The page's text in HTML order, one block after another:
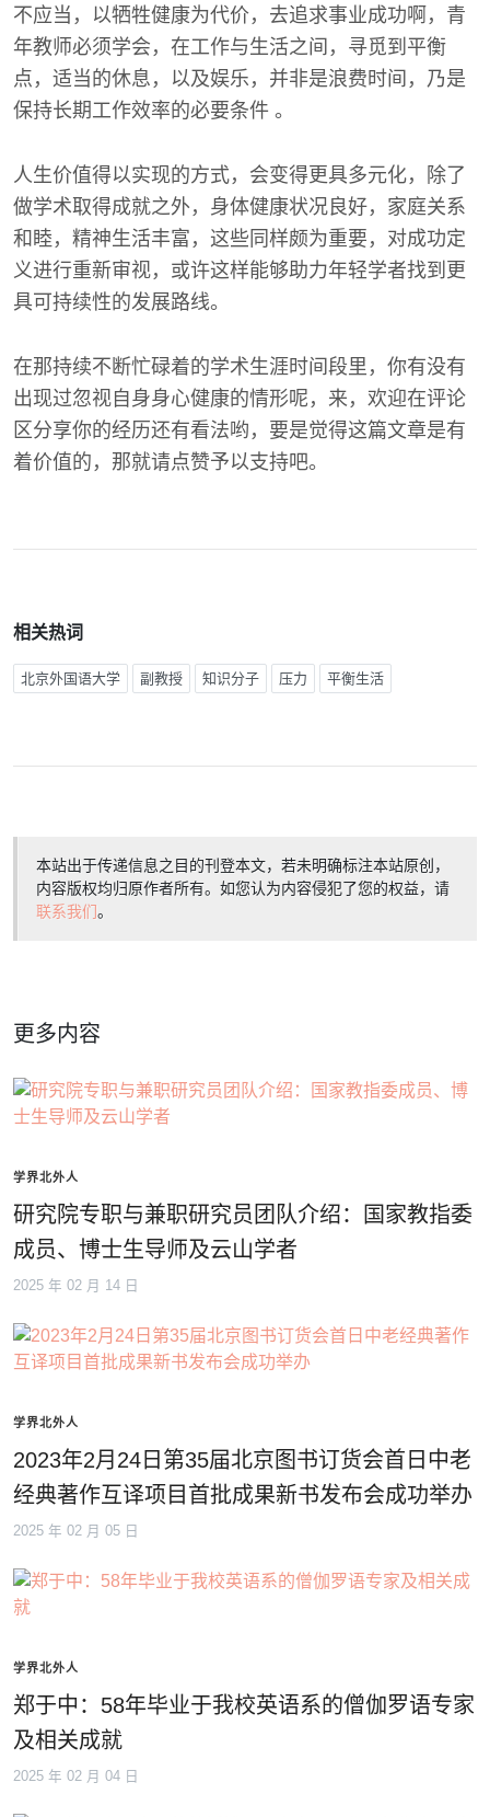
不应当，以牺牲健康为代价，去追求事业成功啊，青
年教师必须学会，在工作与生活之间，寻觅到平衡
点，适当的休息，以及娱乐，并非是浪费时间，乃是
保持长期工作效率的必要条件 。
人生价值得以实现的方式，会变得更具多元化，除了
做学术取得成就之外，身体健康状况良好，家庭关系
和睦，精神生活丰富，这些同样颇为重要，对成功定
义进行重新审视，或许这样能够助力年轻学者找到更
具可持续性的发展路线。
在那持续不断忙碌着的学术生涯时间段里，你有没有
出现过忽视自身身心健康的情形呢，来，欢迎在评论
区分享你的经历还有看法哟，要是觉得这篇文章是有
着价值的，那就请点赞予以支持吧。
相关热词
北京外国语大学 副教授 知识分子 压力 平衡生活
本站出于传递信息之目的刊登本文，若未明确标注本站原创，
内容版权均归原作者所有。如您认为内容侵犯了您的权益，请
联系我们。
更多内容
学界北外人
研究院专职与兼职研究员团队介绍：国家教指委
成员、博士生导师及云山学者
2025 年 02 月 14 日
学界北外人
2023年2月24日第35届北京图书订货会首日中老
经典著作互译项目首批成果新书发布会成功举办
2025 年 02 月 05 日
学界北外人
郑于中：58年毕业于我校英语系的僧伽罗语专家
及相关成就
2025 年 02 月 04 日